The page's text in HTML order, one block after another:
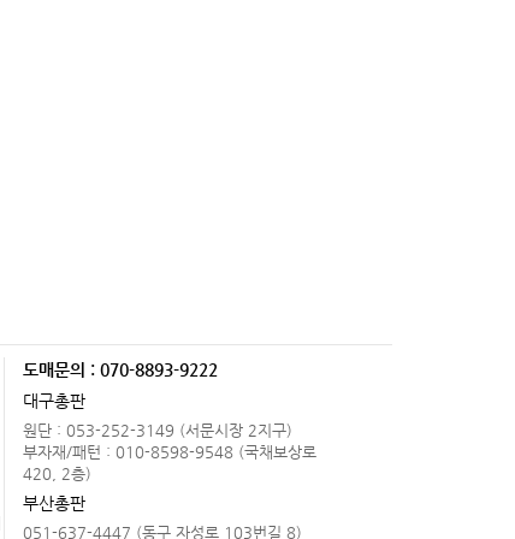
도매문의 : 070-8893-9222
대구총판
원단 : 053-252-3149 (서문시장 2지구)
부자재/패턴 : 010-8598-9548 (국채보상로
420, 2층)
부산총판
051-637-4447 (동구 자성로 103번길 8)